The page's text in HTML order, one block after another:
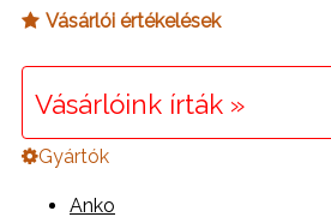
Vásárlói értékelések
Vásárlóink írták »
Gyártók
Anko